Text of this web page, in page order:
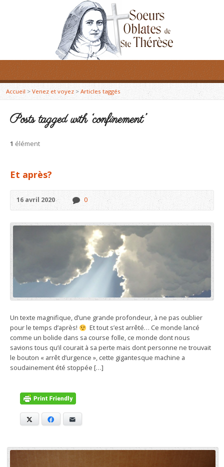
Accueil> Venez et voyez > Articles taggés
Posts tagged with ‘confinement’
1 élément
Et après?
16 avril 2020 0
Un texte magnifique, d’une grande profondeur, à ne pas oublier
pour le temps d’après!
Et tout s’est arrêté… Ce monde lancé
comme un bolide dans sa course folle, ce monde dont nous
savions tous qu’il courait à sa perte mais dont personne ne trouvait
le bouton « arrêt d’urgence », cette gigantesque machine a
soudainement été stoppée […]
Facebook